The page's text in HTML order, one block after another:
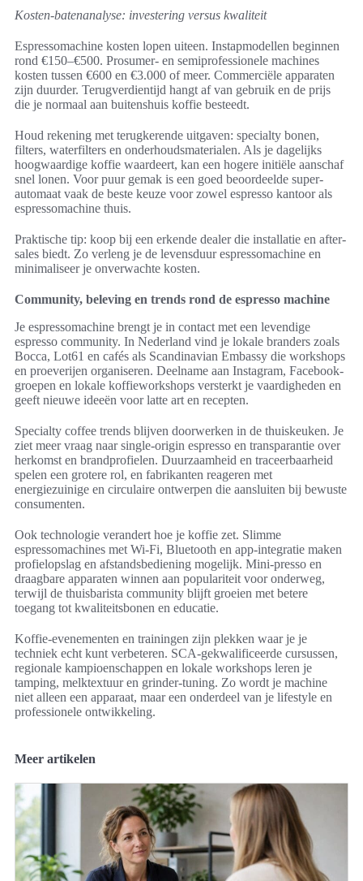
Kosten-batenanalyse: investering versus kwaliteit
Espressomachine kosten lopen uiteen. Instapmodellen beginnen
rond €150–€500. Prosumer- en semiprofessionele machines
kosten tussen €600 en €3.000 of meer. Commerciële apparaten
zijn duurder. Terugverdientijd hangt af van gebruik en de prijs
die je normaal aan buitenshuis koffie besteedt.
Houd rekening met terugkerende uitgaven: specialty bonen,
filters, waterfilters en onderhoudsmaterialen. Als je dagelijks
hoogwaardige koffie waardeert, kan een hogere initiële aanschaf
snel lonen. Voor puur gemak is een goed beoordeelde super-
automaat vaak de beste keuze voor zowel espresso kantoor als
espressomachine thuis.
Praktische tip: koop bij een erkende dealer die installatie en after-
sales biedt. Zo verleng je de levensduur espressomachine en
minimaliseer je onverwachte kosten.
Community, beleving en trends rond de espresso machine
Je espressomachine brengt je in contact met een levendige
espresso community. In Nederland vind je lokale branders zoals
Bocca, Lot61 en cafés als Scandinavian Embassy die workshops
en proeverijen organiseren. Deelname aan Instagram, Facebook-
groepen en lokale koffieworkshops versterkt je vaardigheden en
geeft nieuwe ideeën voor latte art en recepten.
Specialty coffee trends blijven doorwerken in de thuiskeuken. Je
ziet meer vraag naar single-origin espresso en transparantie over
herkomst en brandprofielen. Duurzaamheid en traceerbaarheid
spelen een grotere rol, en fabrikanten reageren met
energiezuinige en circulaire ontwerpen die aansluiten bij bewuste
consumenten.
Ook technologie verandert hoe je koffie zet. Slimme
espressomachines met Wi‑Fi, Bluetooth en app-integratie maken
profielopslag en afstandsbediening mogelijk. Mini-presso en
draagbare apparaten winnen aan populariteit voor onderweg,
terwijl de thuisbarista community blijft groeien met betere
toegang tot kwaliteitsbonen en educatie.
Koffie-evenementen en trainingen zijn plekken waar je je
techniek echt kunt verbeteren. SCA‑gekwalificeerde cursussen,
regionale kampioenschappen en lokale workshops leren je
tamping, melktextuur en grinder-tuning. Zo wordt je machine
niet alleen een apparaat, maar een onderdeel van je lifestyle en
professionele ontwikkeling.
Meer artikelen